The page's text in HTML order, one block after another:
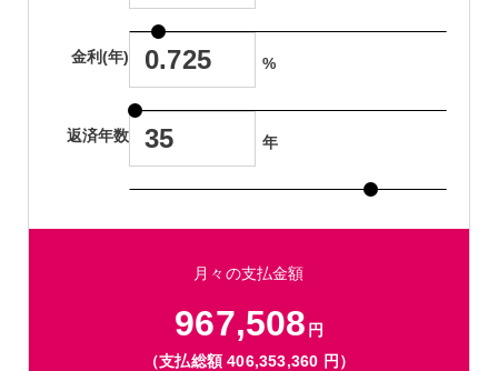
金利(年) %
返済年数 年
月々の支払金額
967,508 円
（支払総額406,353,360 円）